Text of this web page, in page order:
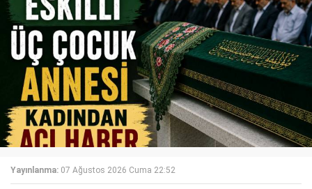
Yayınlanma: 07 Ağustos 2026 Cuma 22:52